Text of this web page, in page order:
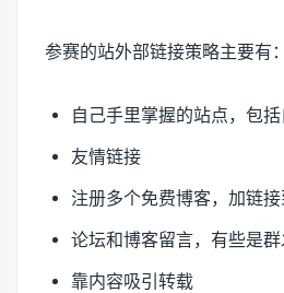
参赛的站外部链接策略主要有：
自己手里掌握的站点，包
友情链接
注册多个免费博客，加链
论坛和博客留言，有些是群
靠内容吸引转载